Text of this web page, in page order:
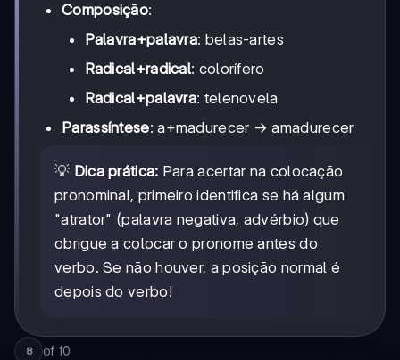
Composição:
Palavra+palavra: belas-artes
Radical+radical: colorífero
Radical+palavra: telenovela
Parassíntese: a+madurecer → amadurecer
💡 Dica prática: Para acertar na colocação
pronominal, primeiro identifica se há algum
"atrator" (palavra negativa, advérbio) que
obrigue a colocar o pronome antes do
verbo. Se não houver, a posição normal é
depois do verbo!
8 of 10